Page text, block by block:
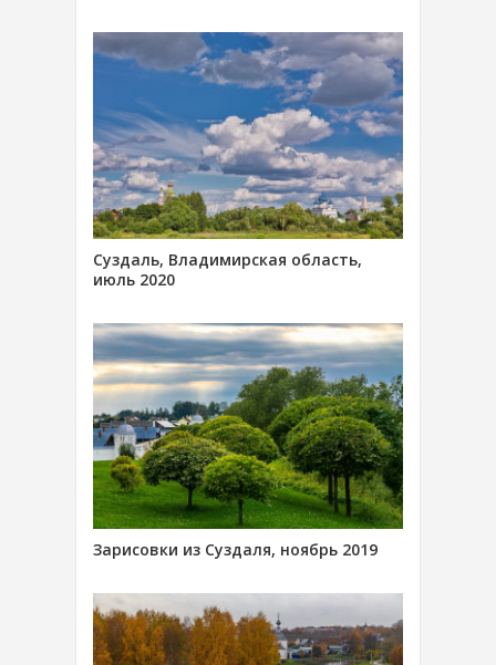
Суздаль, Владимирская область,
июль 2020
Зарисовки из Суздаля, ноябрь 2019